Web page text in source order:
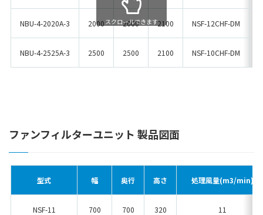
NBU-4-2020A-3 2000 2000 2100 NSF-12CHF-DM
NBU-4-2525A-3 2500 2500 2100 NSF-10CHF-DM
スクロールできます
ファンフィルターユニット 製品図面
型式 幅 奥行 高さ 処理風量(m3/min)
NSF-11 700 700 320 11